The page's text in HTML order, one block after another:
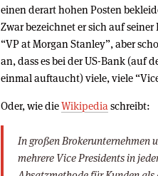
einen derart hohen Posten
Zwar bezeichnet er sich auf
“VP at Morgan Stanley”, aber
an, dass es bei der US-Bank (auf
einmal auftaucht) viele, viele
Oder, wie dieWikipedia schreibt:
In großen Brokerunternehmen
mehrere Vice Presidents in